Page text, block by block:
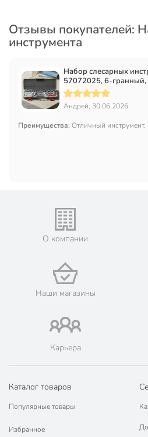
Отзывы покупателей:
инструмента
Набор слесарных
57072025, 6-гранный,
предметов
Андрей, 30.06.2026
Преимущества: Отличный инструмент.
О компании
Наши магазины
Карьера
Каталог товаров
Популярные товары
Избранное